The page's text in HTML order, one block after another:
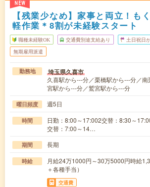
NEW
【残業少なめ】家事と両立！も
軽作業＊8割が未経験スタート
職種未経験OK 交通費別途支給あり 土日祝日
無期雇用派遣
勤務地 埼玉県久喜市
久喜駅から---分／栗橋駅から---分／
宮駅から---分／鷲宮駅から---分
曜日頻度 週5日
時間
日勤：8:00～17:002交替：8:30～
交替：7:00～14…
期間 長期
時給
月給24万1000円～30万5000円時給
＋各種手当）
交通費